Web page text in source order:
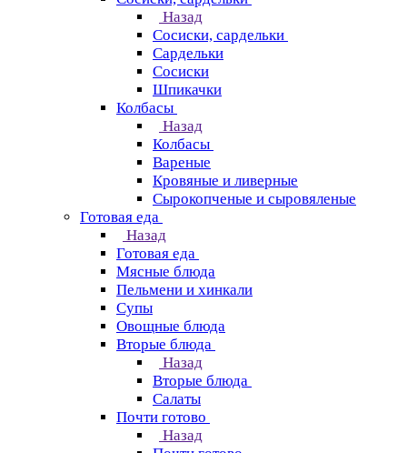
Назад
Сосиски, сардельки
Сардельки
Сосиски
Шпикачки
Колбасы
Назад
Колбасы
Вареные
Кровяные и ливерные
Сырокопченые и сыровяленые
Готовая еда
Назад
Готовая еда
Мясные блюда
Пельмени и хинкали
Супы
Овощные блюда
Вторые блюда
Назад
Вторые блюда
Салаты
Почти готово
Назад